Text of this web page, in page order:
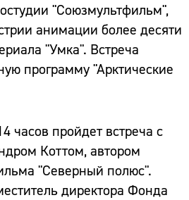
"Союзмультфильм",
анимации более десяти
"Умка". Встреча
программу "Арктические
часов пройдет встреча с
Коттом, автором
"Северный полюс".
директора Фонда